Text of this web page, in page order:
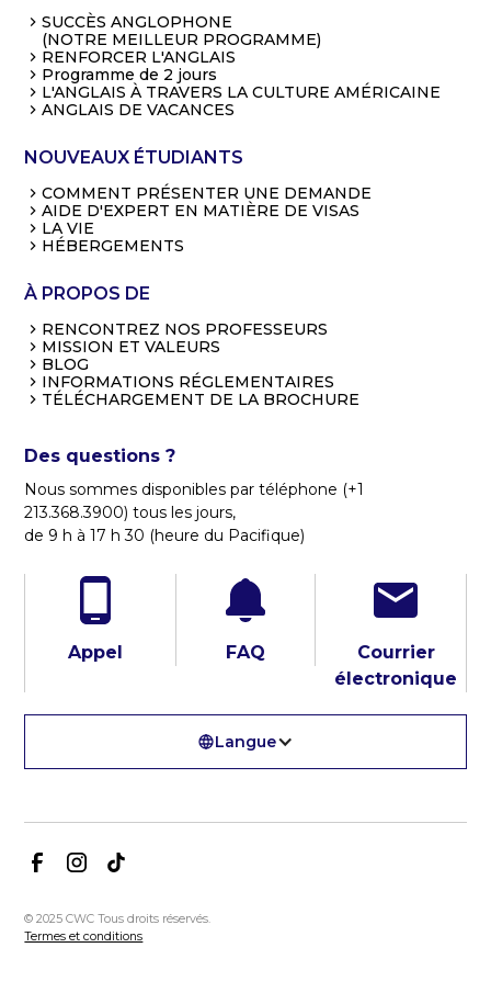
SUCCÈS ANGLOPHONE
(NOTRE MEILLEUR PROGRAMME)
RENFORCER L'ANGLAIS
Programme de 2 jours
L'ANGLAIS À TRAVERS LA CULTURE AMÉRICAINE
ANGLAIS DE VACANCES
NOUVEAUX ÉTUDIANTS
COMMENT PRÉSENTER UNE DEMANDE
AIDE D'EXPERT EN MATIÈRE DE VISAS
LA VIE
HÉBERGEMENTS
À PROPOS DE
RENCONTREZ NOS PROFESSEURS
MISSION ET VALEURS
BLOG
INFORMATIONS RÉGLEMENTAIRES
TÉLÉCHARGEMENT DE LA BROCHURE
Des questions ?
Nous sommes disponibles par téléphone (+1
213.368.3900) tous les jours,
de 9 h à 17 h 30 (heure du Pacifique)
Appel FAQ
Courrier
électronique
Langue
© 2025 CWC Tous droits réservés.
Termes et conditions